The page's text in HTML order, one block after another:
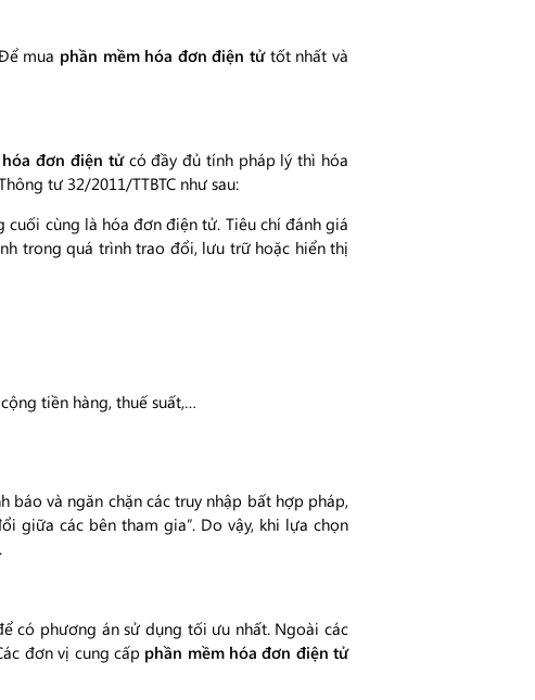
mua phần mềm hóa đơn điện tử tốt nhất và
đơn điện tử có đầy đủ tính pháp lý thì hóa
tư 32/2011/TTBTC như sau:
cùng là hóa đơn điện tử. Tiêu chí đánh giá
trong quá trình trao đổi, lưu trữ hoặc hiển thị
tiền hàng, thuế suất,…
báo và ngăn chặn các truy nhập bất hợp pháp,
giữa các bên tham gia”. Do vậy, khi lựa chọn
có phương án sử dụng tối ưu nhất. Ngoài các
đơn vị cung cấp phần mềm hóa đơn điện tử